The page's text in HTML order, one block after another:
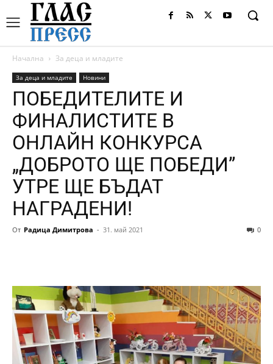
Начална За деца и младите
За деца и младите Новини
ПОБЕДИТЕЛИТЕ И
ФИНАЛИСТИТЕ В
ОНЛАЙН КОНКУРСА
„ДОБРОТО ЩЕ ПОБЕДИ”
УТРЕ ЩЕ БЪДАТ
НАГРАДЕНИ!
От Радица Димитрова - 31. май 2021 0